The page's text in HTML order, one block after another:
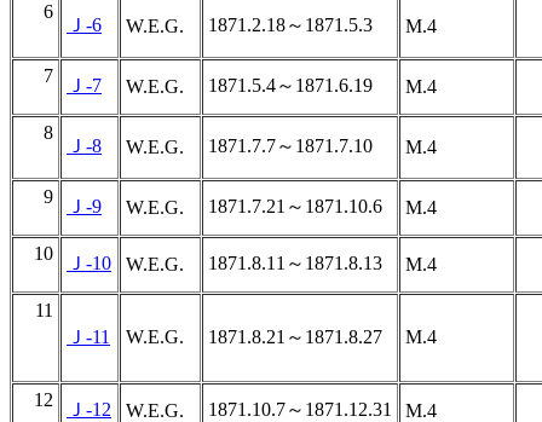
6
Ｊ-6 W.E.G. 1871.2.18～1871.5.3 M.4
7 Ｊ-7 W.E.G. 1871.5.4～1871.6.19 M.4
8
Ｊ-8 W.E.G. 1871.7.7～1871.7.10 M.4
9 Ｊ-9 W.E.G. 1871.7.21～1871.10.6 M.4
10 Ｊ-10 W.E.G. 1871.8.11～1871.8.13 M.4
11
Ｊ-11
W.E.G. 1871.8.21～1871.8.27 M.4
12 Ｊ-12 W.E.G. 1871.10.7～1871.12.31 M.4